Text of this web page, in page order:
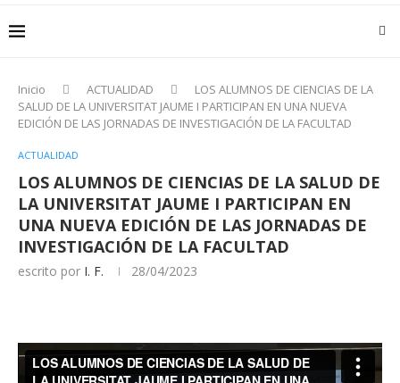
Inicio ACTUALIDAD
LOS ALUMNOS DE CIENCIAS DE LA
SALUD DE LA UNIVERSITAT JAUME I PARTICIPAN EN UNA NUEVA
EDICIÓN DE LAS JORNADAS DE INVESTIGACIÓN DE LA FACULTAD
ACTUALIDAD
LOS ALUMNOS DE CIENCIAS DE LA SALUD DE
LA UNIVERSITAT JAUME I PARTICIPAN EN
UNA NUEVA EDICIÓN DE LAS JORNADAS DE
INVESTIGACIÓN DE LA FACULTAD
escrito por I. F. 28/04/2023